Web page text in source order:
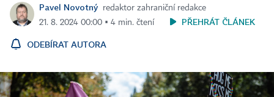
Pavel Novotný
redaktor zahraniční redakce
21. 8. 2024 00:00 ▪ 4 min. čtení
PŘEHRÁT ČLÁNEK
ODEBÍRAT AUTORA